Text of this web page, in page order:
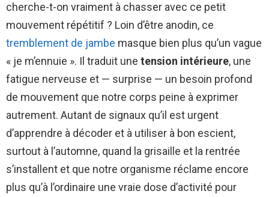
cherche-t-on vraiment à chasser avec ce petit
mouvement répétitif ? Loin d’être anodin, ce
tremblement de jambe masque bien plus qu’un vague
« je m’ennuie ». Il traduit une tension intérieure, une
fatigue nerveuse et — surprise — un besoin profond
de mouvement que notre corps peine à exprimer
autrement. Autant de signaux qu’il est urgent
d’apprendre à décoder et à utiliser à bon escient,
surtout à l’automne, quand la grisaille et la rentrée
s’installent et que notre organisme réclame encore
plus qu’à l’ordinaire une vraie dose d’activité pour